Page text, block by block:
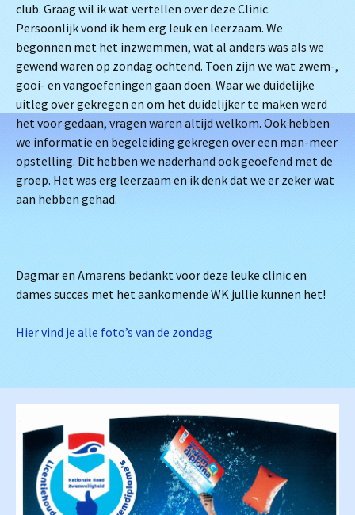
club. Graag wil ik wat vertellen over deze Clinic.
Persoonlijk vond ik hem erg leuk en leerzaam. We
begonnen met het inzwemmen, wat al anders was als we
gewend waren op zondag ochtend. Toen zijn we wat zwem-,
gooi- en vangoefeningen gaan doen. Waar we duidelijke
uitleg over gekregen en om het duidelijker te maken werd
het voor gedaan, vragen waren altijd welkom. Ook hebben
we informatie en begeleiding gekregen over een man-meer
opstelling. Dit hebben we naderhand ook geoefend met de
groep. Het was erg leerzaam en ik denk dat we er zeker wat
aan hebben gehad.
Dagmar en Amarens bedankt voor deze leuke clinic en
dames succes met het aankomende WK jullie kunnen het!
Hier vind je alle foto’s van de zondag